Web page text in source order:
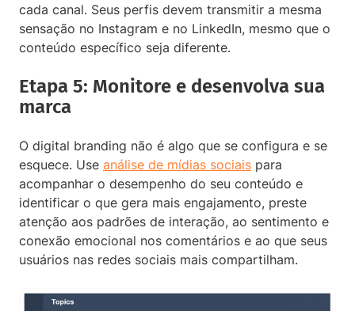
cada canal. Seus perfis devem transmitir a mesma
sensação no Instagram e no LinkedIn, mesmo que o
conteúdo específico seja diferente.
Etapa 5: Monitore e desenvolva sua
marca
O digital branding não é algo que se configura e se
esquece. Use análise de mídias sociais para
acompanhar o desempenho do seu conteúdo e
identificar o que gera mais engajamento, preste
atenção aos padrões de interação, ao sentimento e
conexão emocional nos comentários e ao que seus
usuários nas redes sociais mais compartilham.